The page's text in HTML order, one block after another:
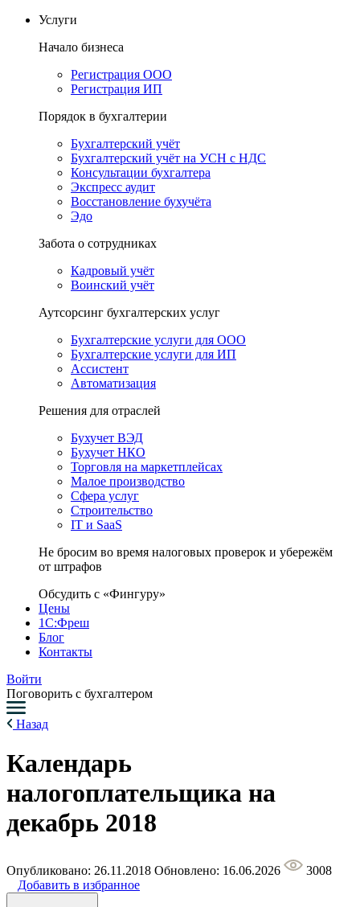
Услуги
Начало бизнеса
Регистрация ООО
Регистрация ИП
Порядок в бухгалтерии
Бухгалтерский учёт
Бухгалтерский учёт на УСН с НДС
Консультации бухгалтера
Экспресс аудит
Восстановление бухучёта
Эдо
Забота о сотрудниках
Кадровый учёт
Воинский учёт
Аутсорсинг бухгалтерских услуг
Бухгалтерские услуги для ООО
Бухгалтерские услуги для ИП
Ассистент
Автоматизация
Решения для отраслей
Бухучет ВЭД
Бухучет НКО
Торговля на маркетплейсах
Малое производство
Сфера услуг
Строительство
IT и SaaS
Не бросим во время налоговых проверок и убережём
от штрафов
Обсудить с «Фингуру»
Цены
1С:Фреш
Блог
Контакты
Войти
Поговорить с бухгалтером
Назад
Календарь
налогоплательщика на
декабрь 2018
Опубликовано: 26.11.2018 Обновлено: 16.06.2026
3008
Добавить в избранное